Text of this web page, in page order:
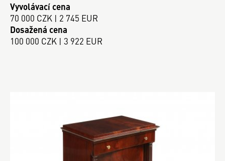
Vyvolávací cena
70 000 CZK | 2 745 EUR
Dosažená cena
100 000 CZK | 3 922 EUR